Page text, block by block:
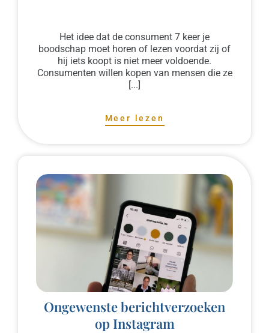
Het idee dat de consument 7 keer je
boodschap moet horen of lezen voordat zij of
hij iets koopt is niet meer voldoende.
Consumenten willen kopen van mensen die ze
[...]
Meer lezen
Ongewenste berichtverzoeken
op Instagram